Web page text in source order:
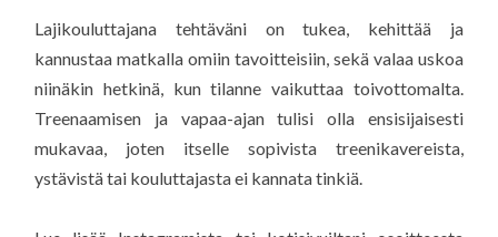
Lajikouluttajana tehtäväni on tukea, kehittää ja
kannustaa matkalla omiin tavoitteisiin, sekä valaa uskoa
niinäkin hetkinä, kun tilanne vaikuttaa toivottomalta.
Treenaamisen ja vapaa-ajan tulisi olla ensisijaisesti
mukavaa, joten itselle sopivista treenikavereista,
ystävistä tai kouluttajasta ei kannata tinkiä.